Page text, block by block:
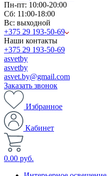
Пн-пт: 10:00-20:00
Сб: 11:00-18:00
Вс: выходной
+375 29 193-50-69
Наши контакты
+375 29 193-50-69
asvetby
asvetby
asvet.by@gmail.com
Заказать звонок
Избранное
Кабинет
0.00 руб.